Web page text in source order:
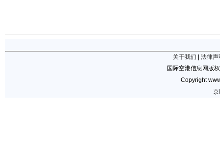
关于我们
法律声
国际空港信息网版
Copyright